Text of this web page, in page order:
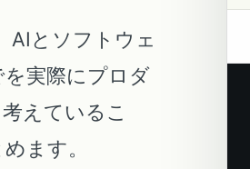
AIとソフトウェ
実際にプロダ
えているこ
ます。